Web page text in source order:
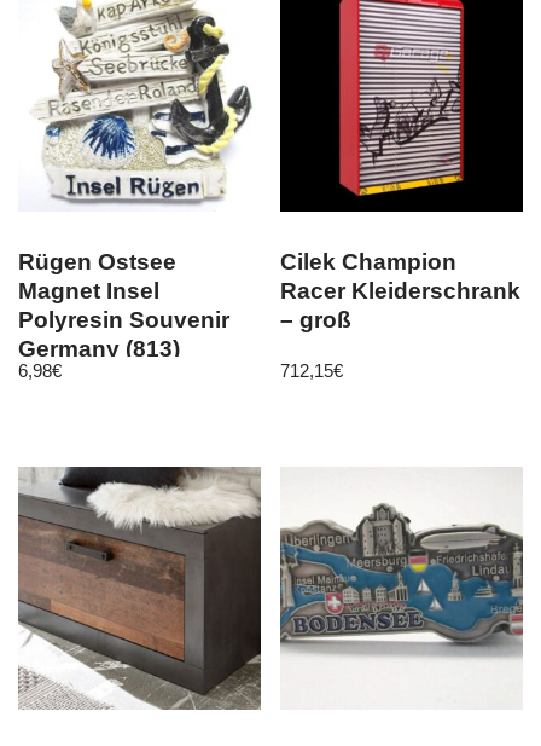
Rügen Ostsee
Magnet Insel
Polyresin Souvenir
Germany (813)
6,98€
Cilek Champion
Racer Kleiderschrank
– groß
712,15€